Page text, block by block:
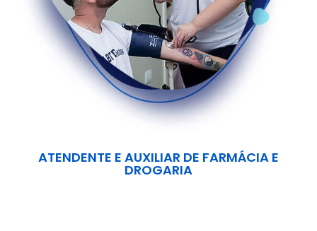
ATENDENTE E AUXILIAR DE FARMÁCIA E
DROGARIA